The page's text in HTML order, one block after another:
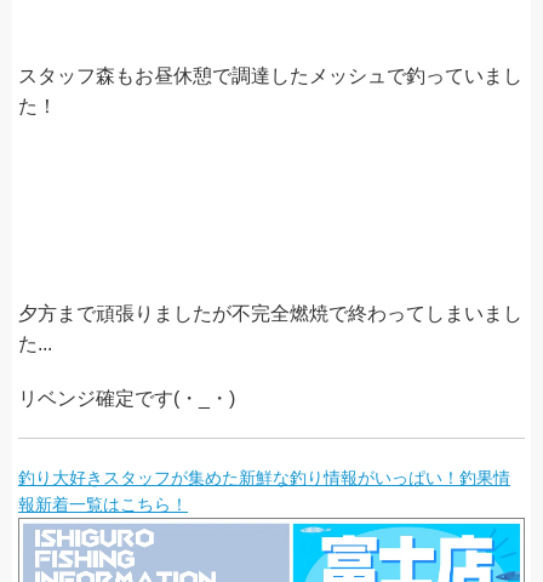
スタッフ森もお昼休憩で調達したメッシュで釣っていまし
た！
夕方まで頑張りましたが不完全燃焼で終わってしまいまし
た...
リベンジ確定です(・_・)
釣り大好きスタッフが集めた新鮮な釣り情報がいっぱい！釣果情
報新着一覧はこちら！